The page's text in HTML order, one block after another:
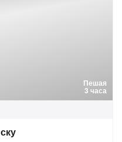
Пешая
3 часа